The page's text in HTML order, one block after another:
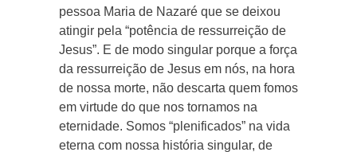
pessoa Maria de Nazaré que se deixou
atingir pela “potência de ressurreição de
Jesus”. E de modo singular porque a força
da ressurreição de Jesus em nós, na hora
de nossa morte, não descarta quem fomos
em virtude do que nos tornamos na
eternidade. Somos “plenificados” na vida
eterna com nossa história singular, de